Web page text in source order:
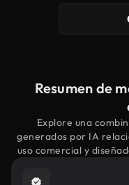
Resumen de
Explore una
generados por IA
uso comercial y